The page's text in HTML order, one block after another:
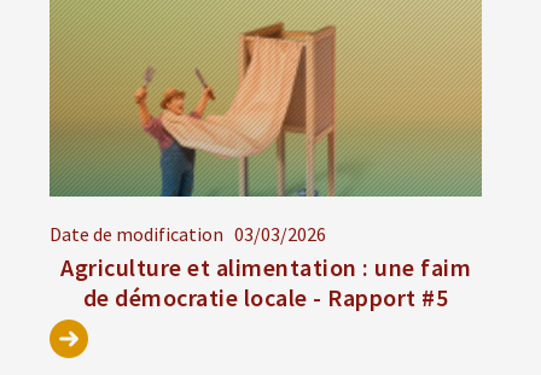
Date de modification 03/03/2026
Agriculture et alimentation : une faim
de démocratie locale - Rapport #5